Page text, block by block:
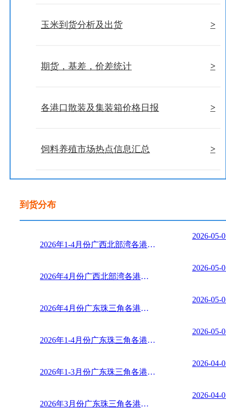
玉米到货分析及出货 >
期货，基差，价差统计 >
各港口散装及集装箱价格日报 >
饲料养殖市场热点信息汇总 >
到货分布
2026年1-4月份广西北部湾各港口内贸散玉米到货分类汇 ...
2026-05-
2026年4月份广西北部湾各港口内贸散玉米到货分类汇总
2026-05-
2026年4月份广东珠三角各港口内贸散玉米到货分类汇总
2026-05-
2026年1-4月份广东珠三角各港口内贸散玉米到货分类汇 ...
2026-05-
2026年1-3月份广东珠三角各港口内贸散玉米到货分类汇 ...
2026-04-
2026年3月份广东珠三角各港口内贸散玉米到货分类汇总
2026-04-